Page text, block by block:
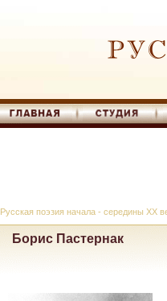
Русская поэзия начала - середины XX
Борис Пастернак